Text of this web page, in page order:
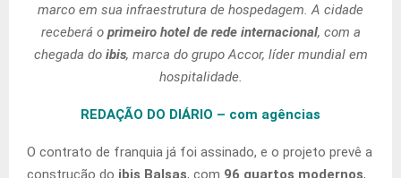
marco em sua infraestrutura de hospedagem. A cidade
receberá o primeiro hotel de rede internacional, com a
chegada do ibis, marca do grupo Accor, líder mundial em
hospitalidade.
REDAÇÃO DO DIÁRIO – com agências
O contrato de franquia já foi assinado, e o projeto prevê a
construção do ibis Balsas, com 96 quartos modernos,